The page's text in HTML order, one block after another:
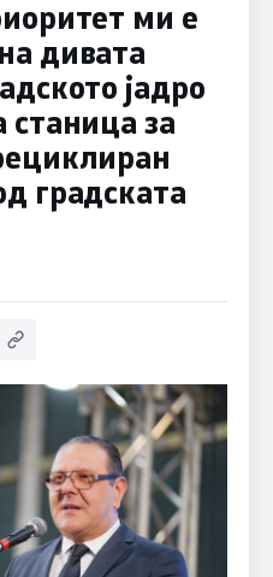
ми е
дивата
јадро
станица за
градската